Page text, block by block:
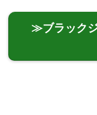
≫ブラック